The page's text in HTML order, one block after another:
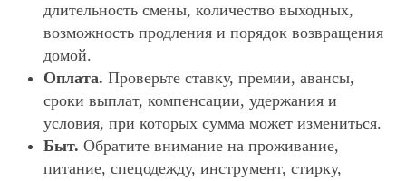
длительность смены, количество выходных,
возможность продления и порядок возвращения
домой.
Оплата. Проверьте ставку, премии, авансы,
сроки выплат, компенсации, удержания и
условия, при которых сумма может измениться.
Быт. Обратите внимание на проживание,
питание, спецодежду, инструмент, стирку,